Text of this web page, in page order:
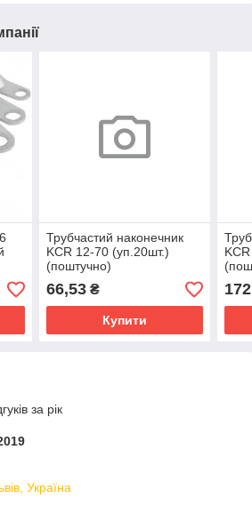
Трубчастий наконечник
KCR 12-70 (уп.20шт.)
(поштучно)
66,53₴
Купити
за рік
Україна